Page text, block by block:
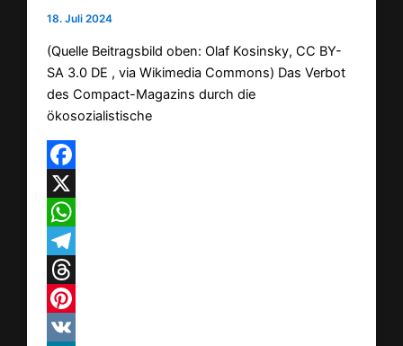
18. Juli 2024
(Quelle Beitragsbild oben: Olaf Kosinsky, CC BY-
SA 3.0 DE , via Wikimedia Commons) Das Verbot
des Compact-Magazins durch die
ökosozialistische
Facebook
X
WhatsApp
Telegram
Threads
Pinterest